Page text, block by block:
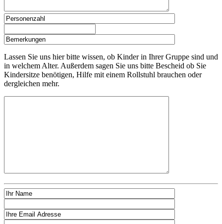
Lassen Sie uns hier bitte wissen, ob Kinder in Ihrer Gruppe sind und
in welchem Alter. Außerdem sagen Sie uns bitte Bescheid ob Sie
Kindersitze benötigen, Hilfe mit einem Rollstuhl brauchen oder
dergleichen mehr.